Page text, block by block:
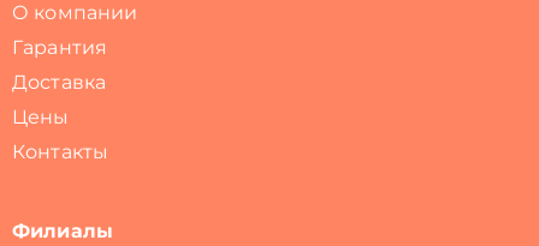
О компании
Гарантия
Доставка
Цены
Контакты
Филиалы